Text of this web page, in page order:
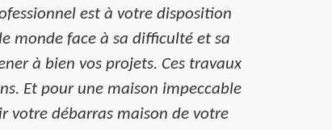
est à votre disposition
monde face à sa difficulté et sa
à bien vos projets. Ces travaux
Et pour une maison impeccable
votre débarras maison de votre